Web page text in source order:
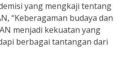
yang mengkaji tentang
“Keberagaman budaya dan
menjadi kekuatan yang
berbagai tantangan dari